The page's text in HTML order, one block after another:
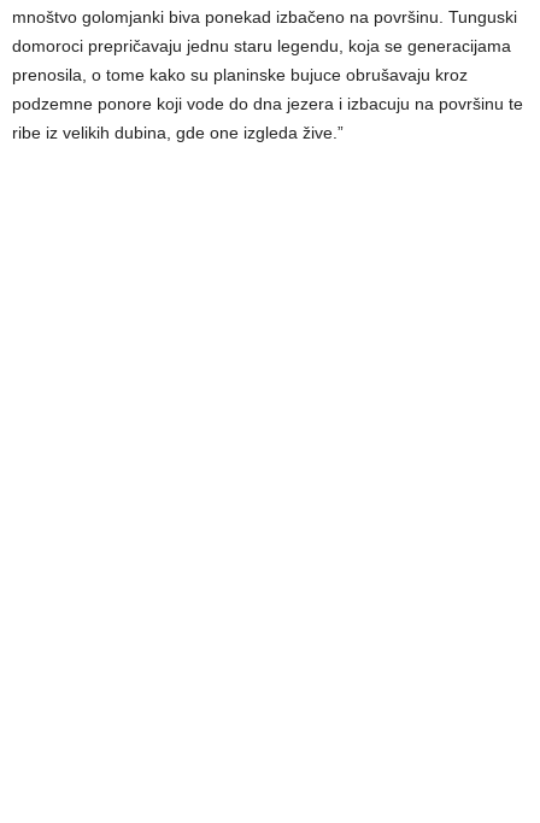
mnoštvo golomjanki biva ponekad izbačeno na površinu. Tunguski
domoroci prepričavaju jednu staru legendu, koja se generacijama
prenosila, o tome kako su planinske bujuce obrušavaju kroz
podzemne ponore koji vode do dna jezera i izbacuju na površinu te
ribe iz velikih dubina, gde one izgleda žive.”